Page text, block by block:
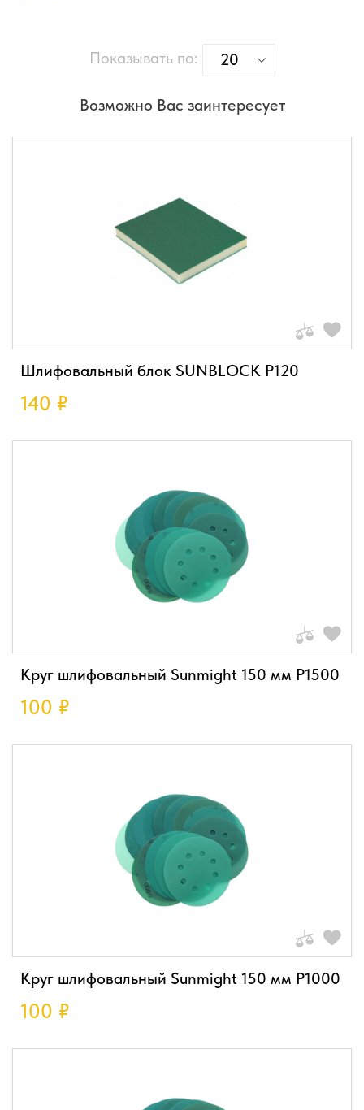
Показывать по: 20
Возможно Вас заинтересует
Шлифовальный блок SUNBLOCK P120
140 ₽
Круг шлифовальный Sunmight 150 мм P1500
100 ₽
Круг шлифовальный Sunmight 150 мм P1000
100 ₽